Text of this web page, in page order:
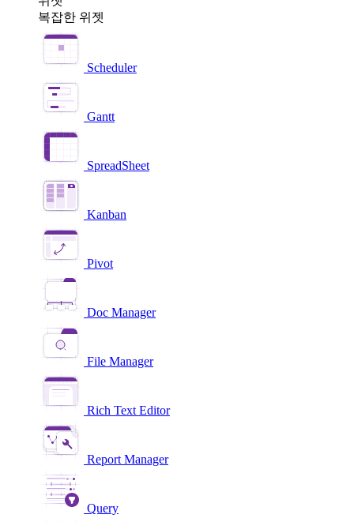
복잡한 위젯
Scheduler
Gantt
SpreadSheet
Kanban
Pivot
Doc Manager
File Manager
Rich Text Editor
Report Manager
Query